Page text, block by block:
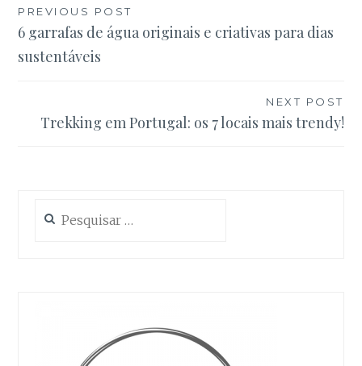
Navegação
de
PREVIOUS POST
6 garrafas de água originais e criativas para dias
sustentáveis
NEXT POST
Trekking em Portugal: os 7 locais mais trendy!
por: